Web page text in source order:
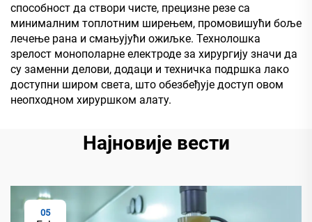
способност да створи чисте, прецизне резе са
минималним топлотним ширењем, промовишући боље
лечење рана и смањујући ожиљке. Технолошка
зрелост монополарне електроде за хирургију значи да
су заменни делови, додаци и техничка подршка лако
доступни широм света, што обезбеђује доступ овом
неопходном хируршком алату.
Најновије вести
05